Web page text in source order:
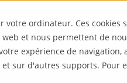
votre ordinateur. Ces
et nous permettent de
expérience de
sur d'autres supports. Pour